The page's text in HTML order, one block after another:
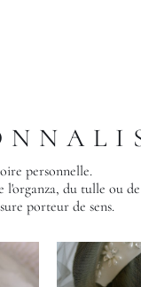
personnelle.
du tulle ou
porteur de sens.